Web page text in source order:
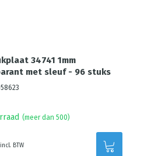
34741 1mm
met sleuf - 96 stuks
(meer dan 500)
incl. BTW